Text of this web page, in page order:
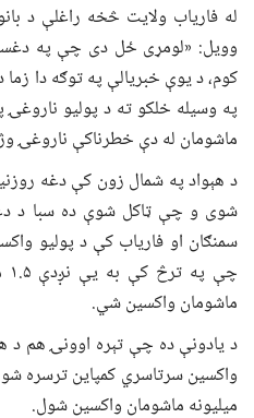
له فاریاب ولایت څخه راغلې د
وویل: «لومړی ځل دی چې په
کوم، د یوې خبریالې په توګه دا
په وسیله خلکو ته د پولیو
ماشومان له دې خطرناکې ناروغۍ
د هېواد په شمال زون کې دغه
شوی و چې ټاکل شوې ده سبا د
سمنګان او فاریاب کې د پولیو
ماشومان واکسین شي.
د یادونې ده چې تېره اوونۍ هم د
میلیونه ماشومان واکسین شول.